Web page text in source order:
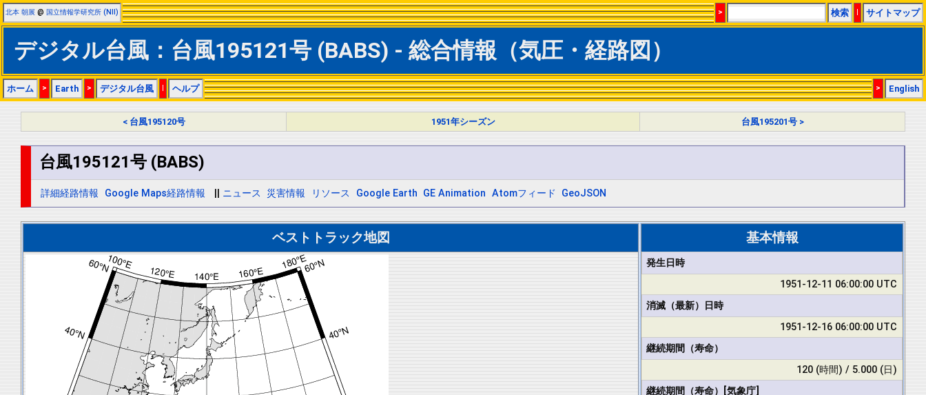
北本 朝展 @ 国立情報学研究所 (NII) > 検索 | サイトマップ
デジタル台風：台風195121号 (BABS) - 総合情報（気圧・経路図）
ホーム > Earth > デジタル台風 | ヘルプ > English
< 台風195120号 1951年シーズン 台風195201号 >
台風195121号 (BABS)
詳細経路情報 Google Maps経路情報 ニュース 災害情報 リソース Google Earth GE Animation Atomフィード GeoJSON
ベストトラック地図 基本情報
発生日時
1951-12-11 06:00:00 UTC
消滅（最新）日時
1951-12-16 06:00:00 UTC
継続期間（寿命）
120 (時間) / 5.000 (日)
継続期間（寿命）[気象庁]